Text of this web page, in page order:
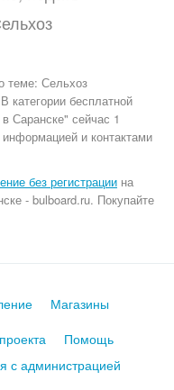
теме: Сельхоз
категории бесплатной
Саранске" сейчас 1
и контактами
без регистрации на
- bulboard.ru. Покупайте
Магазины
Помощь
с администрацией